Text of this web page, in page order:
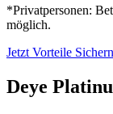
*Privatpersonen:
möglich.
Jetzt Vorteile Sichern
Deye